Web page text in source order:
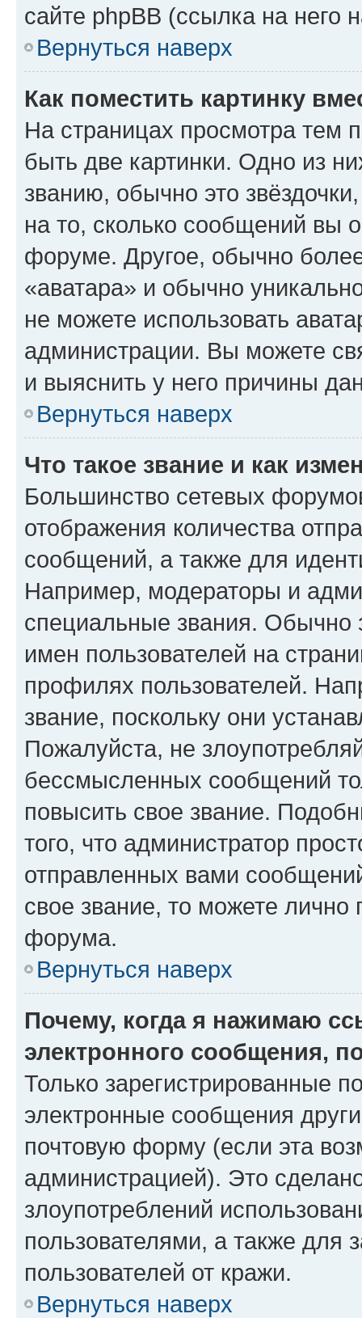
сайте phpBB (ссылка на него
Вернуться наверх
Как поместить картинку
На страницах просмотра тем
быть две картинки. Одно из
званию, обычно это
на то, сколько сообщений вы
форуме. Другое, обычно
«аватара» и обычно
не можете использовать
администрации. Вы можете
и выяснить у него причины
Вернуться наверх
Что такое звание и как
Большинство сетевых
отображения количества
сообщений, а также для
Например, модераторы и
специальные звания. Обычно
имен пользователей на
профилях пользователей.
звание, поскольку они
Пожалуйста, не
бессмысленных сообщений
повысить свое звание.
того, что администратор
отправленных вами
свое звание, то можете лично
форума.
Вернуться наверх
Почему, когда я нажимаю
электронного сообщения,
Только зарегистрированные
электронные сообщения
почтовую форму (если эта
администрацией). Это
злоупотреблений
пользователями, а также для
пользователей от кражи.
Вернуться наверх